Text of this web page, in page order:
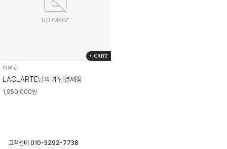
+ CART
리뷰 0
LACLARTE님의 개인결제창
1,950,000원
고객센터 010-3292-7738